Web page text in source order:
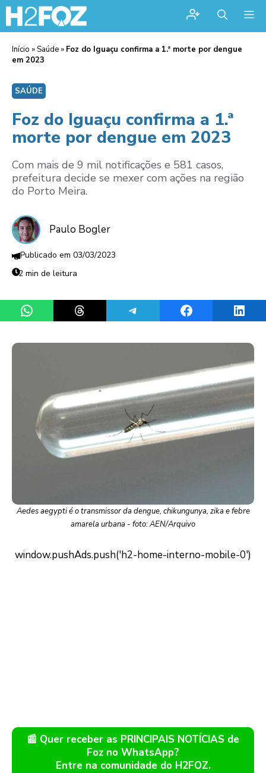
Início »Saúde » Foz do Iguaçu confirma a 1.ª morte por dengue
em 2023
SAÚDE
Foz do Iguaçu confirma a 1.ª
morte por dengue em 2023
Com mais de 9 mil notificações e 581 casos,
prefeitura decide se mexer com ações na região
do Porto Meira.
Paulo Bogler
03/03/2023
2 min de leitura
Share on WhatsAppShare on ThreadsShare on TelegramShare on Facebook
Aedes aegypti é o transmissor da dengue, chikungunya, zika e febre
amarela urbana - foto: AEN/Arquivo
📰 Quer receber as PRINCIPAIS NOTÍCIAS de
Foz no WhatsApp?
Entre na comunidade do H2FOZ.